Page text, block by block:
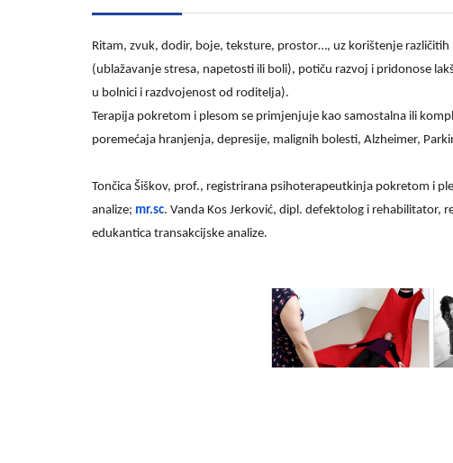
Ritam, zvuk, dodir, boje, teksture, prostor…, uz korištenje
(ublažavanje stresa, napetosti ili boli), potiču razvoj i pridonose
u bolnici i razdvojenost od roditelja).
Terapija pokretom i plesom se primjenjuje kao samostalna ili
poremećaja hranjenja, depresije, malignih bolesti, Alzheimer,
Tončica Šiškov, prof., registrirana psihoterapeutkinja pokretom i
analize; mr.sc. Vanda Kos Jerković, dipl. defektolog i rehabilitator,
edukantica transakcijske analize.